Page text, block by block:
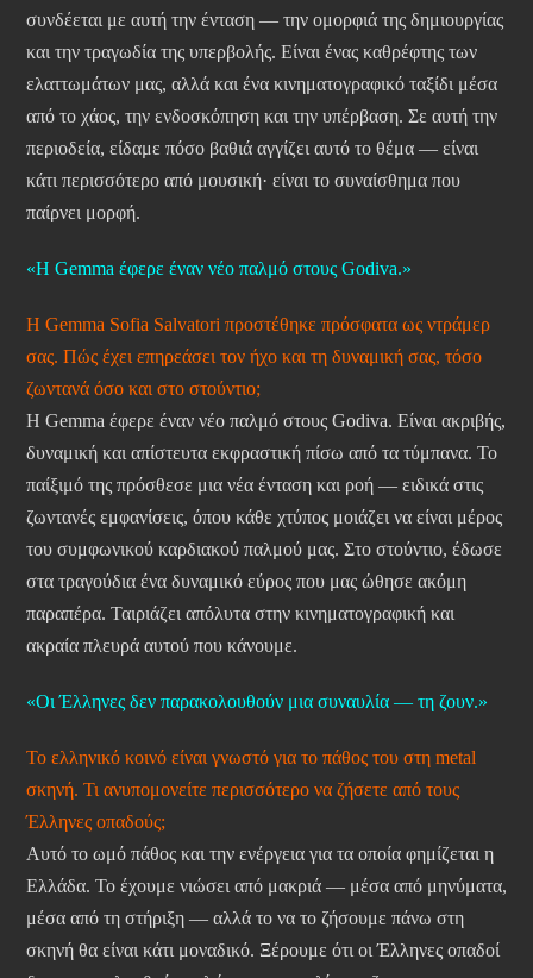
συνδέεται με αυτή την ένταση — την ομορφιά της δημιουργίας
και την τραγωδία της υπερβολής. Είναι ένας καθρέφτης των
ελαττωμάτων μας, αλλά και ένα κινηματογραφικό ταξίδι μέσα
από το χάος, την ενδοσκόπηση και την υπέρβαση. Σε αυτή την
περιοδεία, είδαμε πόσο βαθιά αγγίζει αυτό το θέμα — είναι
κάτι περισσότερο από μουσική· είναι το συναίσθημα που
παίρνει μορφή.
«Η Gemma έφερε έναν νέο παλμό στους Godiva.»
Η Gemma Sofia Salvatori προστέθηκε πρόσφατα ως ντράμερ
σας. Πώς έχει επηρεάσει τον ήχο και τη δυναμική σας, τόσο
ζωντανά όσο και στο στούντιο;
Η Gemma έφερε έναν νέο παλμό στους Godiva. Είναι ακριβής,
δυναμική και απίστευτα εκφραστική πίσω από τα τύμπανα. Το
παίξιμό της πρόσθεσε μια νέα ένταση και ροή — ειδικά στις
ζωντανές εμφανίσεις, όπου κάθε χτύπος μοιάζει να είναι μέρος
του συμφωνικού καρδιακού παλμού μας. Στο στούντιο, έδωσε
στα τραγούδια ένα δυναμικό εύρος που μας ώθησε ακόμη
παραπέρα. Ταιριάζει απόλυτα στην κινηματογραφική και
ακραία πλευρά αυτού που κάνουμε.
«Οι Έλληνες δεν παρακολουθούν μια συναυλία — τη ζουν.»
Το ελληνικό κοινό είναι γνωστό για το πάθος του στη metal
σκηνή. Τι ανυπομονείτε περισσότερο να ζήσετε από τους
Έλληνες οπαδούς;
Αυτό το ωμό πάθος και την ενέργεια για τα οποία φημίζεται η
Ελλάδα. Το έχουμε νιώσει από μακριά — μέσα από μηνύματα,
μέσα από τη στήριξη — αλλά το να το ζήσουμε πάνω στη
σκηνή θα είναι κάτι μοναδικό. Ξέρουμε ότι οι Έλληνες οπαδοί